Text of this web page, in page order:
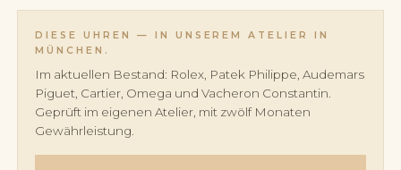
Moderne Sport- und Taucheruhren tragen verschraubte
Kleideruhren überwiegend Push-Kronen.
DIESE UHREN — IN UNSEREM ATELIER IN
MÜNCHEN.
Im aktuellen Bestand: Rolex, Patek Philippe, Audemars
Piguet, Cartier, Omega und Vacheron Constantin.
Geprüft im eigenen Atelier, mit zwölf Monaten
Gewährleistung.